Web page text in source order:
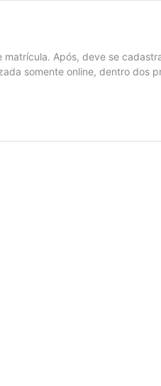
Após, deve se
somente online, dentro dos